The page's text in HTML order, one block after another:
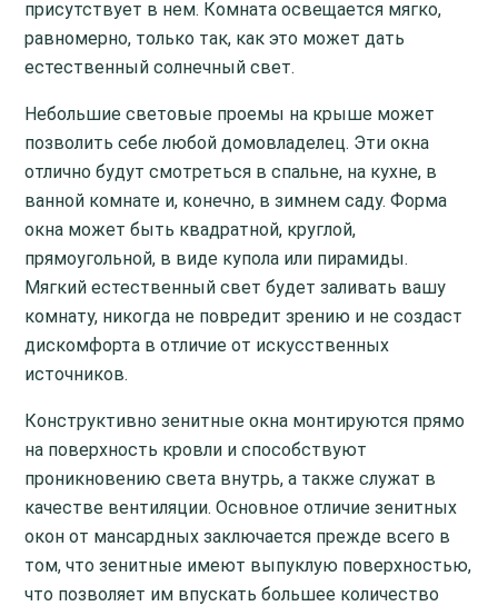
присутствует в нем. Комната освещается мягко,
равномерно, только так, как это может дать
естественный солнечный свет.
Небольшие световые проемы на крыше может
позволить себе любой домовладелец. Эти окна
отлично будут смотреться в спальне, на кухне, в
ванной комнате и, конечно, в зимнем саду. Форма
окна может быть квадратной, круглой,
прямоугольной, в виде купола или пирамиды.
Мягкий естественный свет будет заливать вашу
комнату, никогда не повредит зрению и не создаст
дискомфорта в отличие от искусственных
источников.
Конструктивно зенитные окна монтируются прямо
на поверхность кровли и способствуют
проникновению света внутрь, а также служат в
качестве вентиляции. Основное отличие зенитных
окон от мансардных заключается прежде всего в
том, что зенитные имеют выпуклую поверхностью,
что позволяет им впускать большее количество